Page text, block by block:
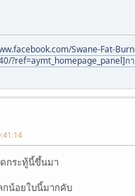
Swane-Fat-
?ref=aymt_homepage_panel]ก
กระทู้นี้ขึ้นมา
กน้อยใบนี้มากคับ